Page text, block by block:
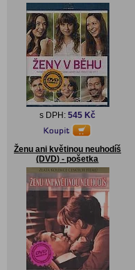
s DPH: 545 Kč
Ženu ani květinou neuhodíš
(DVD) - pošetka